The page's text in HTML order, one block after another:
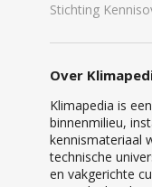
Stichting
Over
Klimapedia is
binnenmilieu,
kennismateriaal
technische
en vakgerichte